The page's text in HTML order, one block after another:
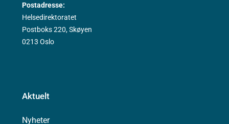
Postadresse:
Helsedirektoratet
Postboks 220, Skøyen
0213 Oslo
Aktuelt
Nyheter